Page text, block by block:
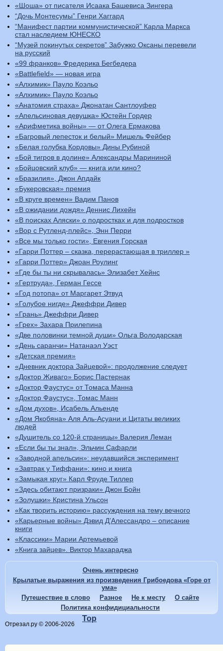
«Шоша» от писателя Исаака Башевиса Зингера
“Дочь Монтесумы” Генри Хаггард
“Манифест партии коммунистической” Карла Маркса
стал наследием ЮНЕСКО
“Музей покинутых секретов” Забужко Оксаны перевели
на русский
«99 франков» Фредерика Бегбедера
«Battlefield» — новая игра
«Алхимик» Пауло Коэльо
«Алхимик» Пауло Коэльо
«Анатомия страха» Джонатан Сантлоуфер
«Апельсиновая девушка» Юстейн Гордер
«Арифметика войны» — от Олега Ермакова
«Багровый лепесток и белый» Мишель Фейбер
«Белая голубка Кордовы» Дины Рубиной
«Бой тигров в долине» Александры Марининой
«Бойцовский клуб» — книга или кино?
«Бразилия», Джон Апдайк
«Букеровская» премия
«В круге времен» Вадим Панов
«В ожидании дождя» Деннис Лихейн
«В поисках Аляски» о подростках и для подростков
«Вор с Рутленд-плейс», Энн Перри
«Все мы только гости», Евгения Горская
«Гарри Поттер – сказка, перерастающая в триллер »
«Гарри Поттер» Джоан Роулинг
«Где бы ты ни скрывалась» Элизабет Хейнс
«Гертруда», Герман Гессе
«Год потопа» от Маргарет Этвуд
«Голубое нигде» Джеффри Дивер
«Грань» Джеффри Дивер
«Грех» Захара Прилепина
«Две половинки темной души» Ольга Володарская
«День саранчи» Натанаэл Уэст
«Детская премия»
«Дневник доктора Зайцевой»: продолжение следует
«Доктор Живаго» Борис Пастернак
«Доктор Фаустус» от Томаса Манна
«Доктор Фаустус», Томас Манн
«Дом духов», Исабель Альенде
«Дом Якобяна» Аля Аль-Асуани и Цитаты великих
людей
«Душитель со 120-й страницы» Валерия Леман
«Если бы ты знал», Эльчин Сафарли
«Заводной апельсин»: неудавшийся эксперимент
«Завтрак у Тиффани»: кино и книга
«Замыкая круг» Карл Фруде Тиллер
«Здесь обитают призраки» Джон Бойн
«Золушки» Кристина Ульсон
«Как творить историю» рассуждения на тему вечного
«Карьерные войны» Дэвид Д’Алессандро – описание
книги
«Классики» Марии Артемьевой
«Книга зайцев». Виктор Махараджа
Очень интересно
Крылатые выражения из произведения Грибоедова «Горе от
ума»
Путешествие в слово
Разное Не к месту
О сайте
Политика конфидициальности
Отрезал.ру © 2006-2026
Top